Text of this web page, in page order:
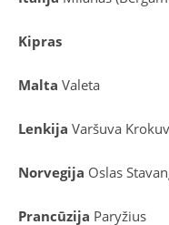
Kipras
Malta Valeta
Lenkija Varšuva
Norvegija Oslas
Prancūzija Paryžius